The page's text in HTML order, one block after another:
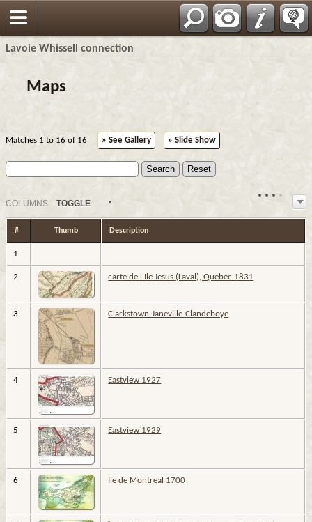
Lavoie Whissell connection
Maps
Matches 1 to 16 of 16 » See Gallery » Slide Show
COLUMN S: TOGGLE
# Thumb Description
1
2 carte de l'Ile Jesus (Laval), Quebec 1831
3 Clarkstown-Janeville-Clandeboye
4 Eastview 1927
5 Eastview 1929
6 Ile de Montreal 1700